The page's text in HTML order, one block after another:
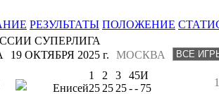
РЕЗУЛЬТАТЫ ПОЛОЖЕНИЕ
СУПЕРЛИГА
МОСКВА
19 ОКТЯБРЯ 2025 г.
1 2 3 45И
Енисей25 25 25-- 75